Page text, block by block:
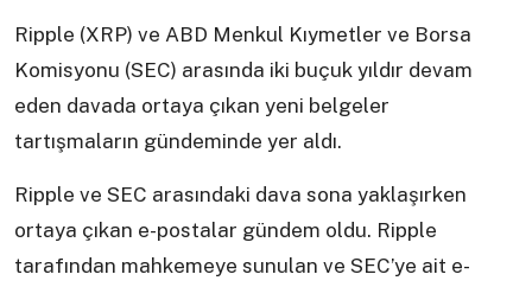
Ripple (XRP) ve ABD Menkul Kıymetler ve Borsa
Komisyonu (SEC) arasında iki buçuk yıldır devam
eden davada ortaya çıkan yeni belgeler
tartışmaların gündeminde yer aldı.
Ripple ve SEC arasındaki dava sona yaklaşırken
ortaya çıkan e-postalar gündem oldu. Ripple
tarafından mahkemeye sunulan ve SEC’ye ait e-